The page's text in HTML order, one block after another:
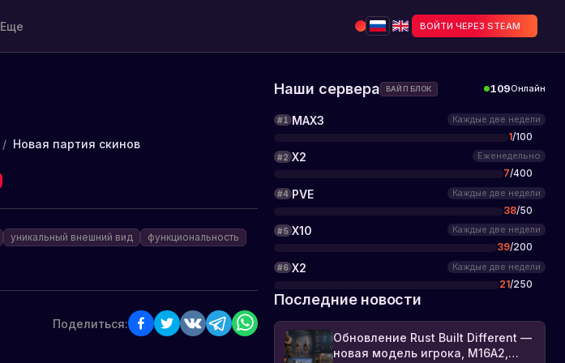
Еще ВОЙТИ ЧЕРЕЗ STEAM
/ Новая партия скинов
уникальный внешний вид
функциональность
Поделиться:
Наши сервера ВАЙП БЛОК 109Онлайн
#1 MAX3 Каждые две недели
1/100
#2 X2 Еженедельно
7/400
#4 PVE Каждые две недели
38/50
#5 X10 Каждые две недели
39/200
#6 X2 Каждые две недели
21/250
Последние новости
Обновление Rust Built Different —
новая модель игрока, M16A2,